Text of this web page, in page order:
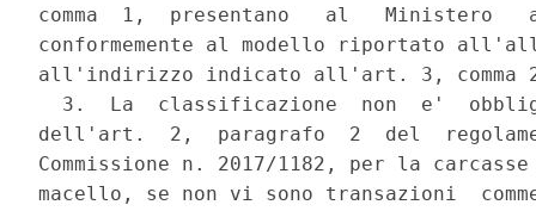
comma  1,  presentano   al   Ministero
conformemente al modello riportato
all'indirizzo indicato all'art. 3, comma
3.  La  classificazione  non  e'
dell'art.  2,  paragrafo  2  del
Commissione n. 2017/1182, per la
macello, se non vi sono transazioni